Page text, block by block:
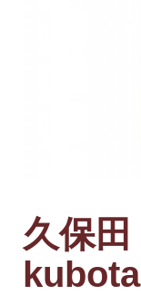
久保田
kubota